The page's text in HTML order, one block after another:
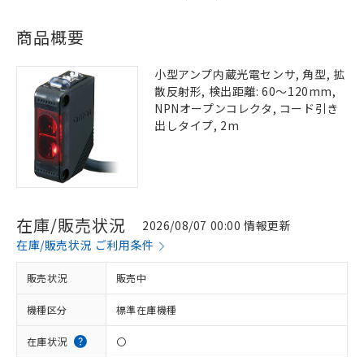
商品概要
小型アンプ内蔵光電センサ, 角型, 拡
散反射形, 検出距離: 60～120mm,
NPNオープンコレクタ, コード引き
出しタイプ, 2m
在庫/販売状況
2026/08/07 00:00 情報更新
在庫/販売状況 ご利用条件
販売状況 販売中
機種区分 標準在庫機種
在庫状況 〇